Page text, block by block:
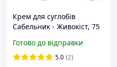
Крем для суглобів
Сабельник - Живокіст, 75
Готово до відправки
5.0 (2)